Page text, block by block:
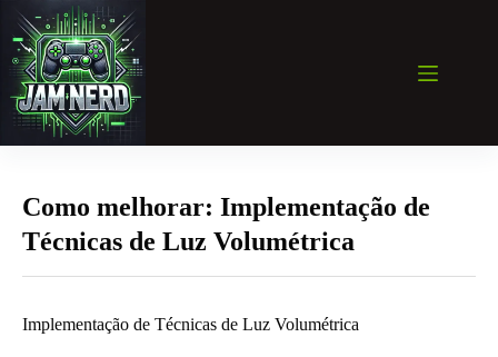
para
conteúdo
Como melhorar: Implementação de
Técnicas de Luz Volumétrica
Implementação de Técnicas de Luz Volumétrica